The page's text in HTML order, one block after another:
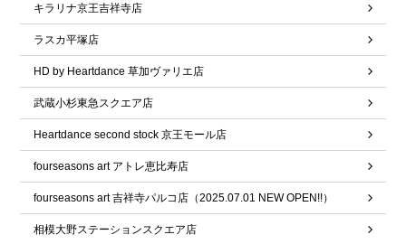
キラリナ京王吉祥寺店
ラスカ平塚店
HD by Heartdance 草加ヴァリエ店
武蔵小杉東急スクエア店
Heartdance second stock 京王モール店
fourseasons art アトレ恵比寿店
fourseasons art 吉祥寺パルコ店（2025.07.01 NEW OPEN!!）
相模大野ステーションスクエア店